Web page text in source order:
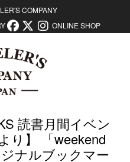
COMPANY
ONLINE SHOP
読書月間イベン
り】 「weekend
ナルブックマー